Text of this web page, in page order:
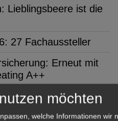
Lieblingsbeere ist die
27 Fachaussteller
Erneut mit
A++
seit 250 Jahren
möchten
welche Informationen wir